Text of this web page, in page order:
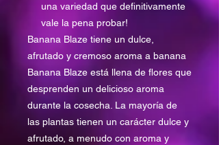
una variedad que definitivamente
vale la pena probar!
Banana Blaze tiene un dulce,
afrutado y cremoso aroma a banana
Banana Blaze está llena de flores que
desprenden un delicioso aroma
durante la cosecha. La mayoría de
las plantas tienen un carácter dulce y
afrutado, a menudo con aroma y